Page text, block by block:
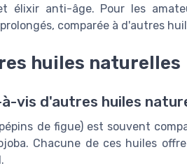
élixir anti-âge. Pour les
comparée à d'autres
huiles naturelles
vis d'autres huiles
de figue) est souvent
Chacune de ces huiles